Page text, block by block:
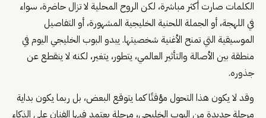
الكلمات صارت أكثر مباشرة، لكن الروح المحلية لا تزال حاضرة، سواء
في اللهجة، أو الجملة اللحنية الخليجية المشهورة، أو التفاصيل
الموسيقية التي تمنح الأغنية شخصيتها. يبدو البوب الخليجي اليوم في
منطقة بين الأصالة والتأثير العالمي، يتطور، يتغير، لكنه لا ينقطع عن
جذوره.
وقد لا يكون هذا التحول مؤقتًا كما يتوقع البعض، بل ربما يكون بداية
مرحلة جديدة من البوب الخليجي، مرحلة يعتمد فيها الفنان على الذكاء